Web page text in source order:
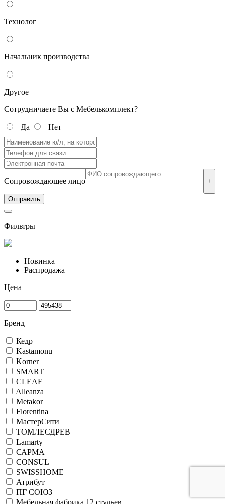
Технолог
Начальник производства
Другое
Сотрудничаете Вы с Мебелькомплект?
Да Нет
Сопровождающее лицо +
Фильтры
Новинка
Распродажа
Цена
Бренд
Кедр
Kastamonu
Korner
SMART
CLEAF
Alleanza
Metakor
Florentina
МастерСити
ТОМЛЕСДРЕВ
Lamarty
САРМА
CONSUL
SWISSHOME
Атрибут
ПГ СОЮЗ
Мебельная фабрика 12 стульев